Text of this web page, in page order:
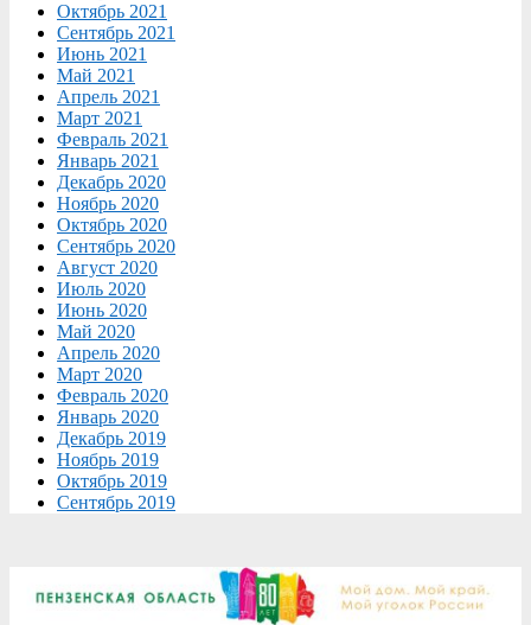
Октябрь 2021
Сентябрь 2021
Июнь 2021
Май 2021
Апрель 2021
Март 2021
Февраль 2021
Январь 2021
Декабрь 2020
Ноябрь 2020
Октябрь 2020
Сентябрь 2020
Август 2020
Июль 2020
Июнь 2020
Май 2020
Апрель 2020
Март 2020
Февраль 2020
Январь 2020
Декабрь 2019
Ноябрь 2019
Октябрь 2019
Сентябрь 2019